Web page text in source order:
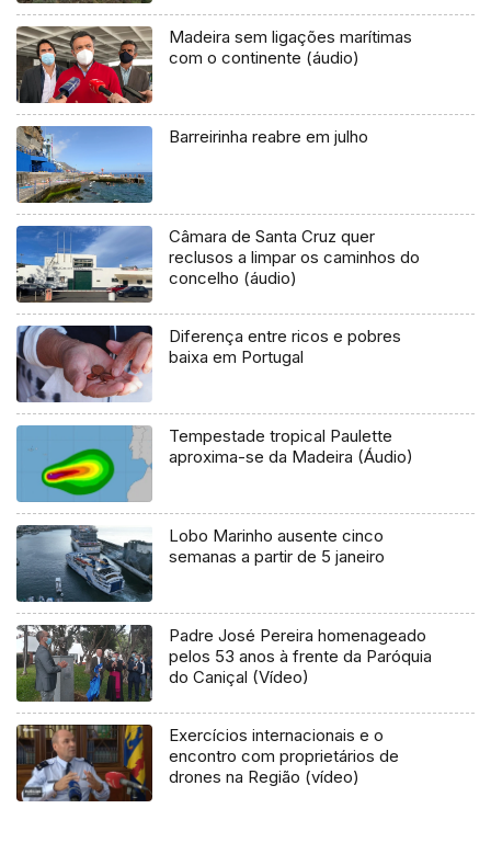
Madeira sem ligações marítimas
com o continente (áudio)
Barreirinha reabre em julho
Câmara de Santa Cruz quer
reclusos a limpar os caminhos do
concelho (áudio)
Diferença entre ricos e pobres
baixa em Portugal
Tempestade tropical Paulette
aproxima-se da Madeira (Áudio)
Lobo Marinho ausente cinco
semanas a partir de 5 janeiro
Padre José Pereira homenageado
pelos 53 anos à frente da Paróquia
do Caniçal (Vídeo)
Exercícios internacionais e o
encontro com proprietários de
drones na Região (vídeo)